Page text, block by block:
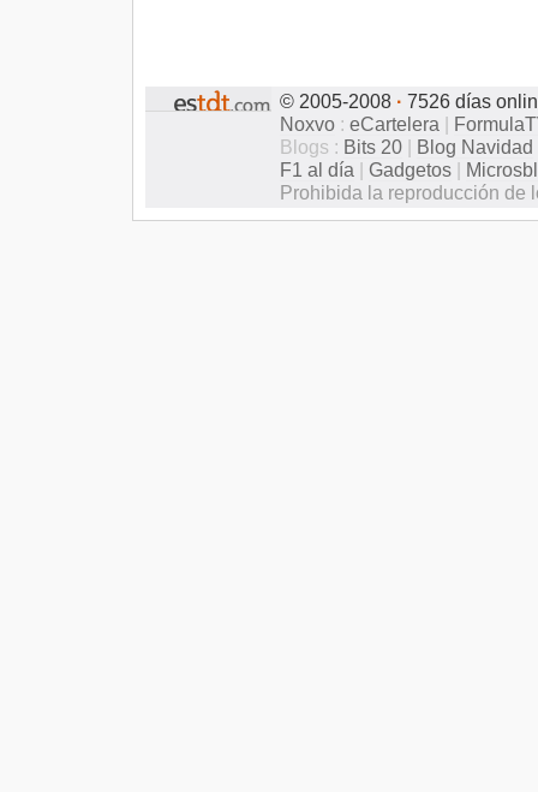
© 2005-2008 · 7526 días
Noxvo : eCartelera |
Blogs : Bits 20 | Blog Navidad
F1 al día | Gadgetos |
Prohibida la reproducción de